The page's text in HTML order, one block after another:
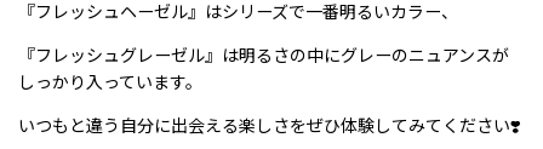
『フレッシュヘーゼル』はシリーズで一番明るいカラー、
『フレッシュグレーゼル』は明るさの中にグレーのニュアンスが
しっかり入っています。
いつもと違う自分に出会える楽しさをぜひ体験してみてください❣️